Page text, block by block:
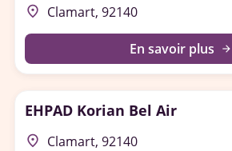
place Clamart, 92140
En savoir plus arrow_forward
EHPAD Korian Bel Air
place Clamart, 92140